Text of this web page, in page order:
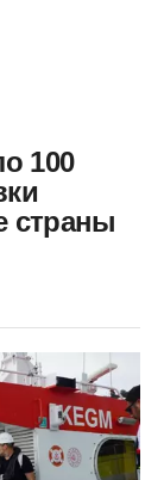
100
страны